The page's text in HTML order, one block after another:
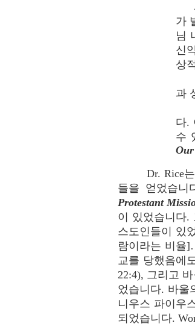
사
가
님
신
상
과
교
다.
수
Dr. Rice
들을 얻었습
Protestant
이 있었습니다.
스도인들이 있
람이라는 비율
교를 당했음에
22:4), 그리고
었습니다. 바울
니우스 파이우
되었습니다.